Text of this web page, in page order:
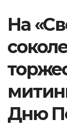
На
Дню